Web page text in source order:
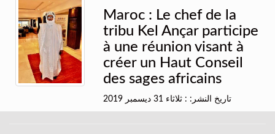
Maroc : Le chef de la
tribu Kel Ançar participe
à une réunion visant à
créer un Haut Conseil
des sages africains
تاريخ النشر: : ثلاثاء 31 ديسمبر 2019